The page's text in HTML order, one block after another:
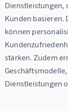
Dienstleistungen,
Kunden basieren.
können
stärken. Zudem
Dienstleistungen